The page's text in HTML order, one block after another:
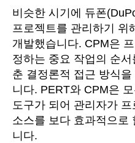
비슷한 시기에 듀폰
프로젝트를 관리하기 위
개발했습니다. CPM은
정하는 중요 작업의 순
춘 결정론적 접근 방식
니다. PERT와 CPM은
도구가 되어 관리자가
소스를 보다 효과적으로
니다.